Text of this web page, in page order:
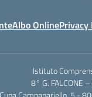
Albo OnlinePrivacy
Istituto
8° G. FALCONE